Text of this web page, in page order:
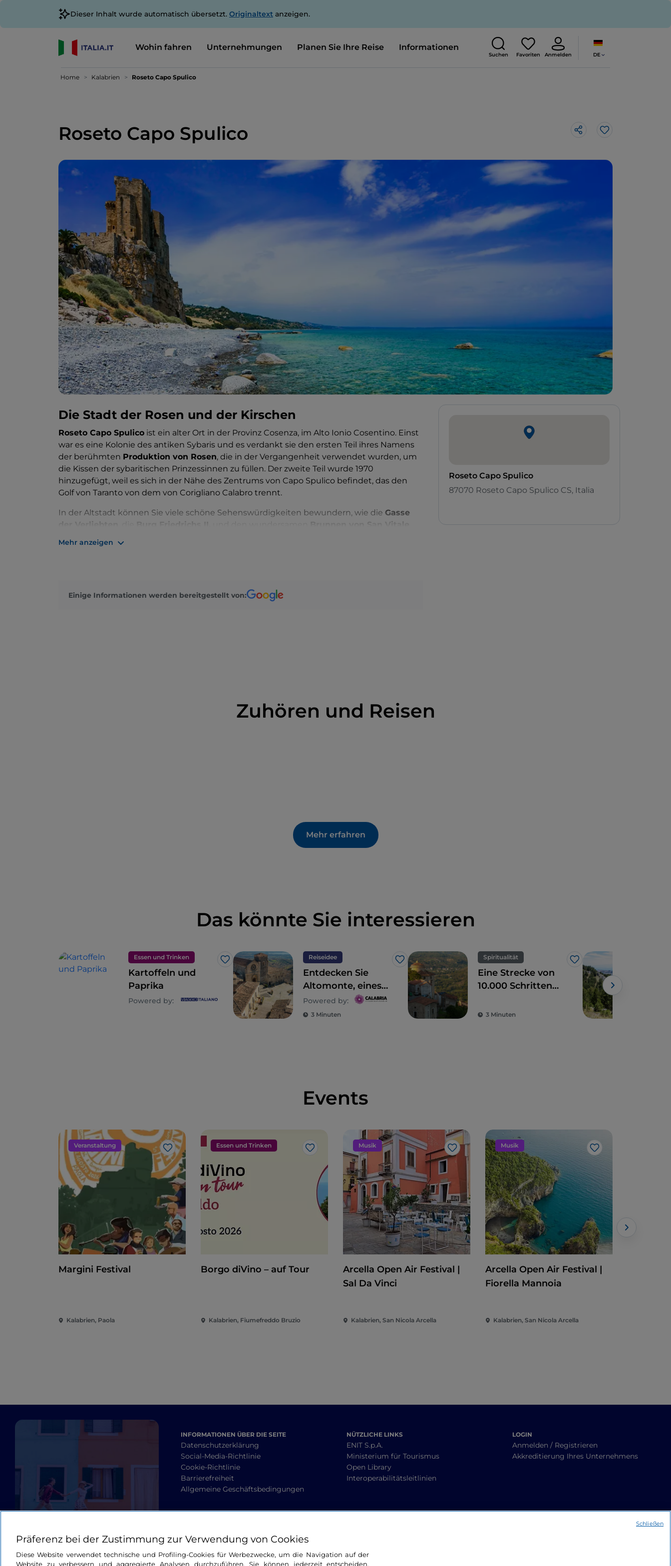
Dieser Inhalt wurde automatisch übersetzt. Originaltext anzeigen.
Wohin fahren Unternehmungen Planen Sie Ihre Reise Informationen
Suchen Favoriten Anmelden DE
Home Kalabrien Roseto Capo Spulico
Roseto Capo Spulico Like
Die Stadt der Rosen und der Kirschen
Roseto Capo Spulico ist ein alter Ort in der Provinz Cosenza, im Alto Ionio Cosentino. Einst
war es eine Kolonie des antiken Sybaris und es verdankt sie den ersten Teil ihres Namens
der berühmten Produktion von Rosen, die in der Vergangenheit verwendet wurden, um
die Kissen der sybaritischen Prinzessinnen zu füllen. Der zweite Teil wurde 1970
hinzugefügt, weil es sich in der Nähe des Zentrums von Capo Spulico befindet, das den
Golf von Taranto von dem von Corigliano Calabro trennt.
In der Altstadt können Sie viele schöne Sehenswürdigkeiten bewundern, wie die Gasse
der Verliebten
Burg Friedrichs II. Brunnen von San Vitale
fleischig und wird nicht nur für süße Gerichte verwendet, sondern auch mit Reis oder
Pasta serviert. Dieser Delikatesse ist die Veranstaltung
Mehr anzeigen
Einige Informationen werden bereitgestellt von:
Roseto Capo Spulico
87070 Roseto Capo Spulico CS, Italia
Zuhören und Reisen
Mehr erfahren
Das könnte Sie interessieren
Essen und Trinken
Like
Kartoffeln und
Paprika
Powered by:
Reiseidee
Like
Entdecken Sie
Altomonte, eines
der schönsten
Dörfer Italiens
Powered by:
3 Minuten
Spiritualität
Like
Eine Strecke von
10.000 Schritten
des Sacro Monte di
3 Minuten
Events
Veranstaltung
Like
Margini Festival
Kalabrien, Paola
Essen und Trinken
Like
Borgo diVino – auf Tour
Kalabrien, Fiumefreddo Bruzio
Musik
Like
Arcella Open Air Festival |
Sal Da Vinci
Kalabrien, San Nicola Arcella
Musik
Like
Arcella Open Air Festival |
Fiorella Mannoia
Kalabrien, San Nicola Arcella
INFORMATIONEN ÜBER DIE SEITE
Datenschutzerklärung
Social-Media-Richtlinie
Cookie-Richtlinie
Barrierefreiheit
Allgemeine Geschäftsbedingungen
NÜTZLICHE LINKS
ENIT S.p.A.
Ministerium für Tourismus
Open Library
Interoperabilitätsleitlinien
LOGIN
Anmelden / Registrieren
Akkreditierung Ihres Unternehmens
Präferenz bei der Zustimmung zur Verwendung von Cookies
Diese Website verwendet technische und Profiling-Cookies für Werbezwecke, um die Navigation auf der
Website zu verbessern und aggregierte Analysen durchzuführen. Sie können jederzeit entscheiden,
Schließen